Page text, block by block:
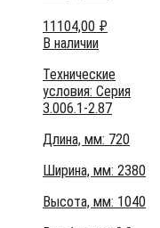
11104,00 ₽
В наличии
Технические
условия: Серия
3.006.1-2.87
Длина, мм: 720
Ширина, мм: 2380
Высота, мм: 1040